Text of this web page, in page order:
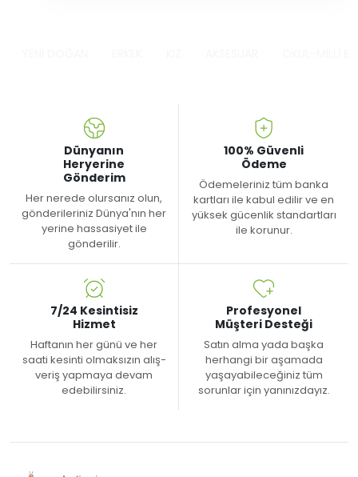
Dünyanın
Heryerine
Gönderim
Her nerede olursanız olun,
gönderileriniz Dünya'nın her
yerine hassasiyet ile
gönderilir.
100% Güvenli
Ödeme
Ödemeleriniz tüm banka
kartları ile kabul edilir ve en
yüksek gücenlik standartları
ile korunur.
7/24 Kesintisiz
Hizmet
Haftanın her günü ve her
saati kesinti olmaksızın alış-
veriş yapmaya devam
edebilirsiniz.
Profesyonel
Müşteri Desteği
Satın alma yada başka
herhangi bir aşamada
yaşayabileceğiniz tüm
sorunlar için yanınızdayız.